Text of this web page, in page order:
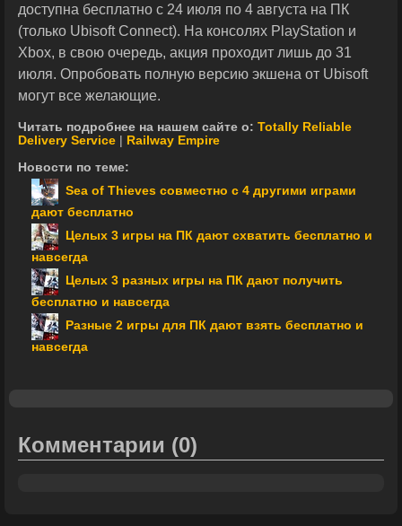
доступна бесплатно с 24 июля по 4 августа на ПК
(только Ubisoft Connect). На консолях PlayStation и
Xbox, в свою очередь, акция проходит лишь до 31
июля. Опробовать полную версию экшена от Ubisoft
могут все желающие.
Читать подробнее на нашем сайте о: Totally Reliable
Delivery Service | Railway Empire
Новости по теме:
Sea of Thieves совместно с 4 другими играми
дают бесплатно
Целых 3 игры на ПК дают схватить бесплатно и
навсегда
Целых 3 разных игры на ПК дают получить
бесплатно и навсегда
Разные 2 игры для ПК дают взять бесплатно и
навсегда
Комментарии (0)